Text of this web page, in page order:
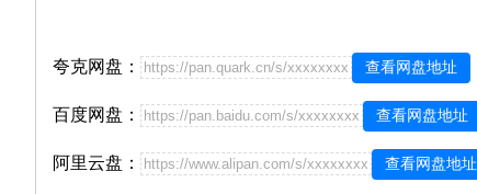
夸克网盘： https://pan.quark.cn/s/xxxxxxxx 查看网盘地址
百度网盘： https://pan.baidu.com/s/xxxxxxxx 查看网盘地址
阿里云盘： https://www.alipan.com/s/xxxxxxxx 查看网盘地址